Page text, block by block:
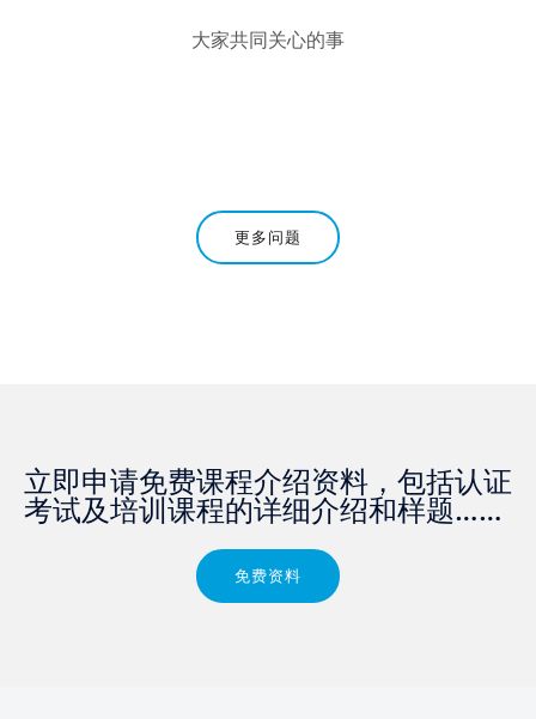
大家共同关心的事
更多问题
立即申请免费课程介绍资料，包括认证
考试及培训课程的详细介绍和样题……​
免费资料